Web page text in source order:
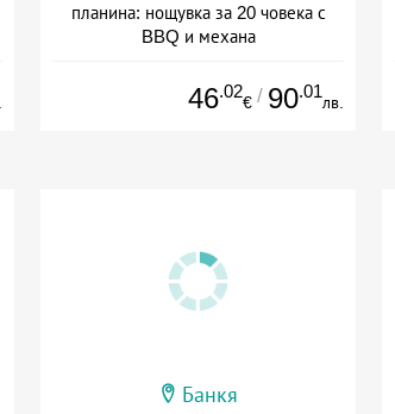
планина: нощувка за 20 човека с
BBQ и механа
46.02
€ / 90.01
лв.
Банкя